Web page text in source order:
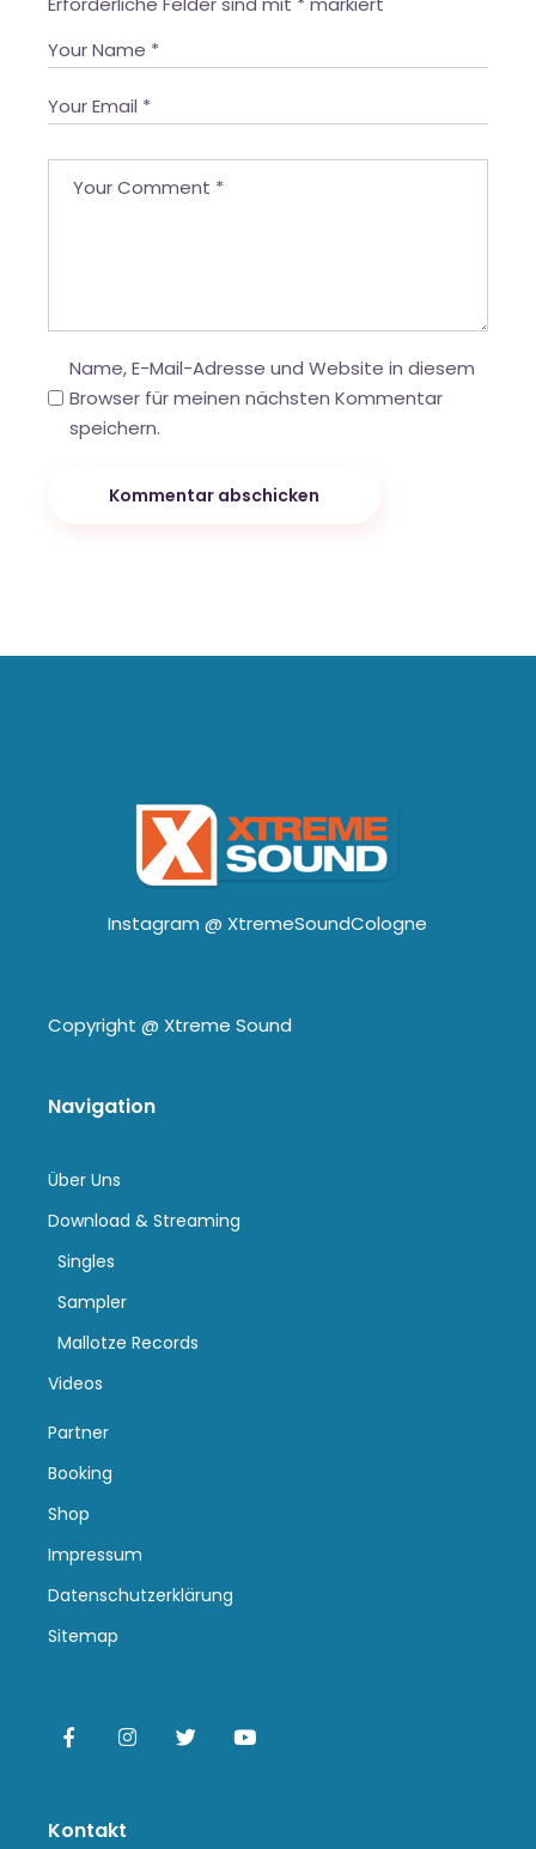
Name, E-Mail-Adresse und Website in diesem
Browser für meinen nächsten Kommentar
speichern.
Kommentar abschicken
Instagram @ XtremeSoundCologne
Copyright @ Xtreme Sound
Navigation
Über Uns
Download & Streaming
Singles
Sampler
Mallotze Records
Videos
Partner
Booking
Shop
Impressum
Datenschutzerklärung
Sitemap
Kontakt